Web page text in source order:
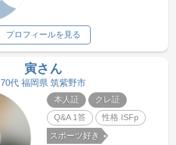
プロフィールを見る
寅さん
70代 福岡県 筑紫野市
本人証
クレ証
Q&A 1答
性格 ISFp
スポーツ好き